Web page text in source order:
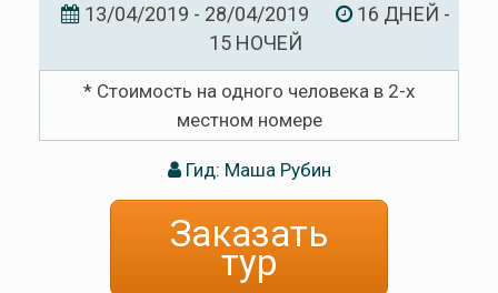
13/04/2019 - 28/04/2019
16 ДНЕЙ -
15 НОЧЕЙ
* Стоимость на одного человека в 2-х
местном номере
Гид: Маша Рубин
Заказать
тур